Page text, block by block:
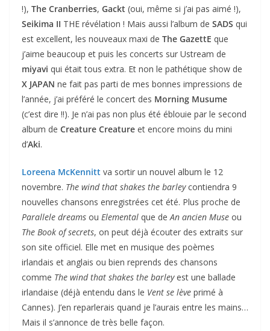
!), The Cranberries, Gackt (oui, même si j’ai pas aimé !),
Seikima II THE révélation ! Mais aussi l’album de SADS qui
est excellent, les nouveaux maxi de The GazettE que
j’aime beaucoup et puis les concerts sur Ustream de
miyavi qui était tous extra. Et non le pathétique show de
X JAPAN ne fait pas parti de mes bonnes impressions de
l’année, j’ai préféré le concert des Morning Musume
(c’est dire !!). Je n’ai pas non plus été éblouie par le second
album de Creature Creature et encore moins du mini
d’Aki.
Loreena McKennitt va sortir un nouvel album le 12
novembre. The wind that shakes the barleycontiendra 9
nouvelles chansons enregistrées cet été. Plus proche de
Parallele dreams ou Elemental que deAn ancien Muse ou
The Book of secrets, on peut déjà écouter des extraits sur
son site officiel. Elle met en musique des poèmes
irlandais et anglais ou bien reprends des chansons
comme The wind that shakes the barleyest une ballade
irlandaise (déjà entendu dans le Vent se lève primé à
Cannes). J’en reparlerais quand je l’aurais entre les mains…
Mais il s’annonce de très belle façon.